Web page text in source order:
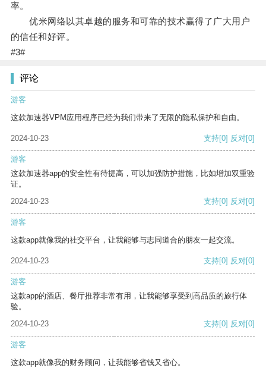
率。
优米网络以其卓越的服务和可靠的技术赢得了广大用户
的信任和好评。
#3#
评论
游客
这款加速器VPM应用程序已经为我们带来了无限的隐私保护和自由。
2024-10-23 支持[0] 反对[0]
游客
这款加速器app的安全性有待提高，可以加强防护措施，比如增加双重验
证。
2024-10-23
支持[0] 反对[0]
游客
这款app就像我的社交平台，让我能够与志同道合的朋友一起交流。
2024-10-23 支持[0] 反对[0]
游客
这款app的酒店、餐厅推荐非常有用，让我能够享受到高品质的旅行体
验。
2024-10-23
支持[0] 反对[0]
游客
这款app就像我的财务顾问，让我能够省钱又省心。